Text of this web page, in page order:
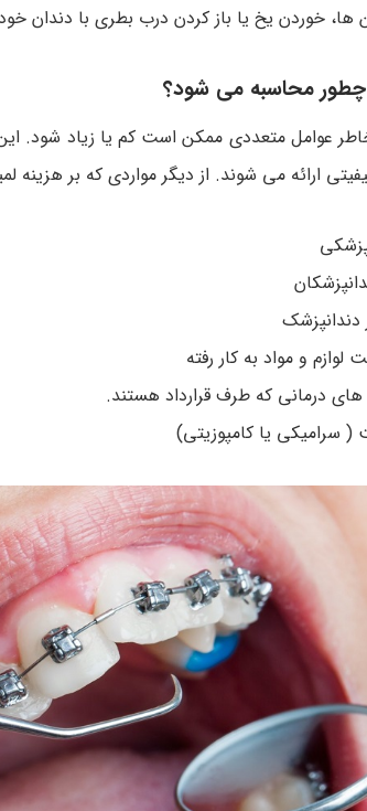
ها، خوردن یخ یا باز کردن درب بطری با دندان
محاسبه می شود؟
عوامل متعددی ممکن است کم یا زیاد شود.
ارائه می شوند. از دیگر مواردی که بر هزینه
دندانپزشک
و مواد به کار رفته
درمانی که طرف قرارداد هستند.
سرامیکی یا کامپوزیتی)